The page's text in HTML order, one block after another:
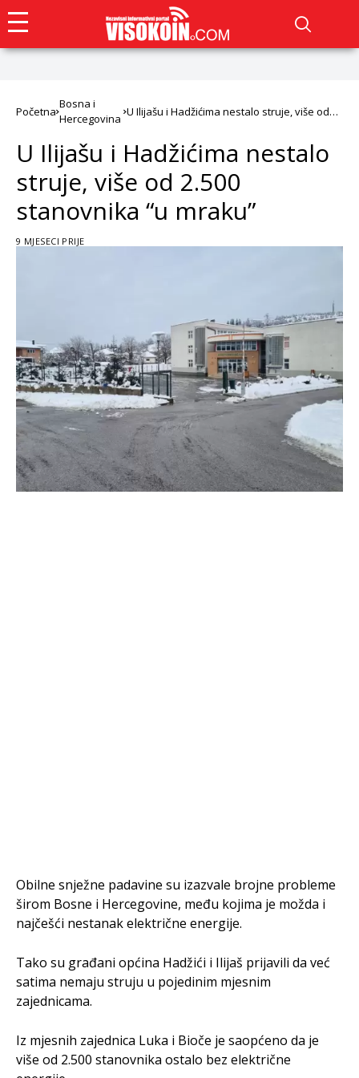
Početna
Bosna i
Hercegovina
U Ilijašu i Hadžićima nestalo struje, više od
U Ilijašu i Hadžićima nestalo
struje, više od 2.500
stanovnika “u mraku”
9 MJESECI PRIJE
Obilne snježne padavine su izazvale brojne probleme
širom Bosne i Hercegovine, među kojima je možda i
najčešći nestanak električne energije.
Tako su građani općina Hadžići i Ilijaš prijavili da već
satima nemaju struju u pojedinim mjesnim
zajednicama.
Iz mjesnih zajednica Luka i Bioče je saopćeno da je
više od 2.500 stanovnika ostalo bez električne